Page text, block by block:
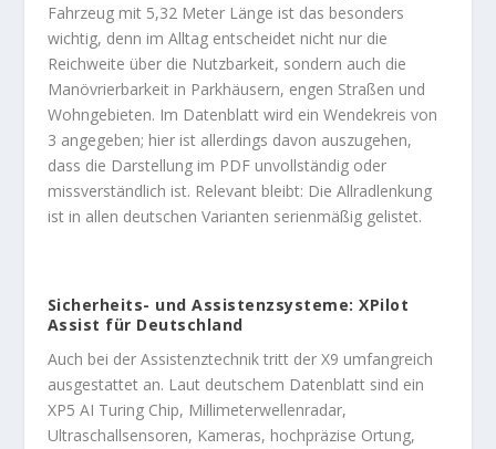
Fahrzeug mit 5,32 Meter Länge ist das besonders
wichtig, denn im Alltag entscheidet nicht nur die
Reichweite über die Nutzbarkeit, sondern auch die
Manövrierbarkeit in Parkhäusern, engen Straßen und
Wohngebieten. Im Datenblatt wird ein Wendekreis von
3 angegeben; hier ist allerdings davon auszugehen,
dass die Darstellung im PDF unvollständig oder
missverständlich ist. Relevant bleibt: Die Allradlenkung
ist in allen deutschen Varianten serienmäßig gelistet.
Sicherheits- und Assistenzsysteme: XPilot
Assist für Deutschland
Auch bei der Assistenztechnik tritt der X9 umfangreich
ausgestattet an. Laut deutschem Datenblatt sind ein
XP5 AI Turing Chip, Millimeterwellenradar,
Ultraschallsensoren, Kameras, hochpräzise Ortung,